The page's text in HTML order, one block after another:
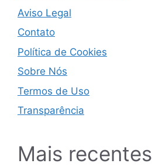
Aviso Legal
Contato
Política de Cookies
Sobre Nós
Termos de Uso
Transparência
Mais recentes